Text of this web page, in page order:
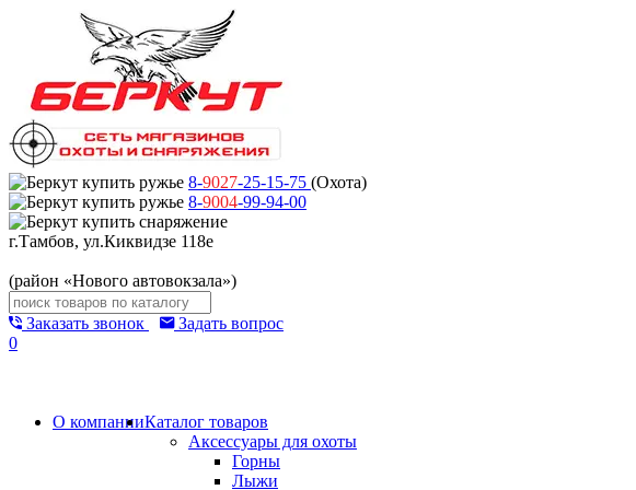
8-9027-25-15-75 (Охота)
8-9004-99-94-00
г.Тамбов, ул.Киквидзе 118е
(район «Нового автовокзала»)
Заказать звонок
Задать вопрос
0
О компанииКаталог товаров
Аксессуары для охоты
Горны
Лыжи